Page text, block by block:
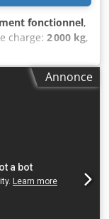
fonctionnel,
charge: 2 000 kg,
et entièrement
de la batterie :
2019 Dedsyy
Annonce